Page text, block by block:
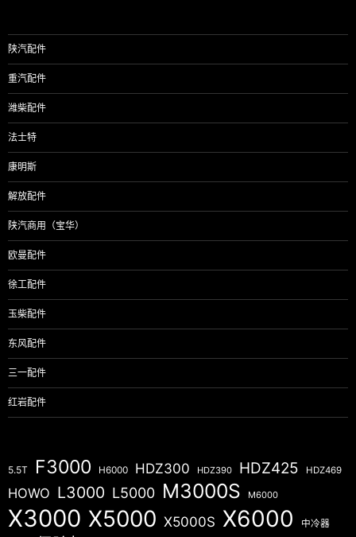
陕汽配件
重汽配件
潍柴配件
法士特
康明斯
解放配件
陕汽商用（宝华）
欧曼配件
徐工配件
玉柴配件
东风配件
三一配件
红岩配件
5.5T F3000 H6000 HDZ300 HDZ390 HDZ425 HDZ469
HOWO L3000 L5000 M3000S M6000
X3000 X5000 X5000S X6000 中冷器